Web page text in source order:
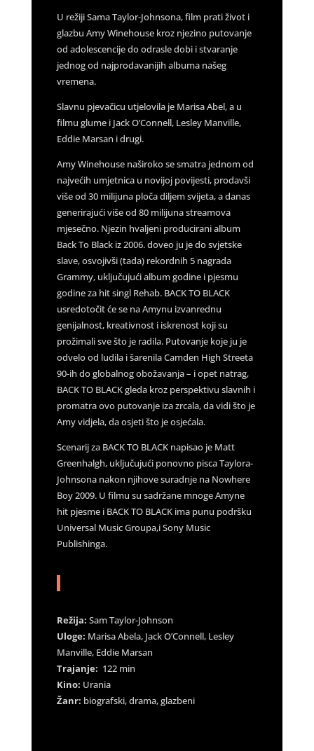
U režiji Sama Taylor-Johnsona, film prati život i
glazbu Amy Winehouse kroz njezino putovanje
od adolescencije do odrasle dobi i stvaranje
jednog od najprodavanijih albuma našeg
vremena.
Slavnu pjevačicu utjelovila je Marisa Abel, a u
filmu glume i Jack O’Connell, Lesley Manville,
Eddie Marsan i drugi.
Amy Winehouse naširoko se smatra jednom od
najvećih umjetnica u novijoj povijesti, prodavši
više od 30 milijuna ploča diljem svijeta, a danas
generirajući više od 80 milijuna streamova
mjesečno. Njezin hvaljeni producirani album
Back To Black iz 2006. doveo ju je do svjetske
slave, osvojivši (tada) rekordnih 5 nagrada
Grammy, uključujući album godine i pjesmu
godine za hit singl Rehab. BACK TO BLACK
usredotočit će se na Amynu izvanrednu
genijalnost, kreativnost i iskrenost koji su
prožimali sve što je radila. Putovanje koje ju je
odvelo od ludila i šarenila Camden High Streeta
90-ih do globalnog obožavanja – i opet natrag,
BACK TO BLACK gleda kroz perspektivu slavnih i
promatra ovo putovanje iza zrcala, da vidi što je
Amy vidjela, da osjeti što je osjećala.
Scenarij za BACK TO BLACK napisao je Matt
Greenhalgh, uključujući ponovno pisca Taylora-
Johnsona nakon njihove suradnje na Nowhere
Boy 2009. U filmu su sadržane mnoge Amyne
hit pjesme i BACK TO BLACK ima punu podršku
Universal Music Groupa,i Sony Music
Publishinga.
Režija: Sam Taylor-Johnson
Uloge: Marisa Abela, Jack O’Connell, Lesley
Manville, Eddie Marsan
Trajanje: 122 min
Kino: Urania
Žanr: biografski, drama, glazbeni